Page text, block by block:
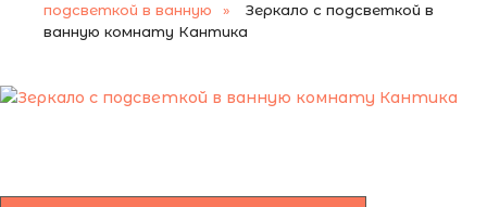
подсветкой в ванную
Зеркало с подсветкой в
ванную комнату Кантика